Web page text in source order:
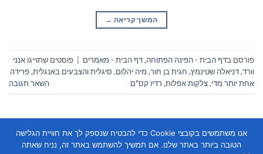
המשך קריאה →
פורסם בדף הבית - הפינה הפתוחה,דף הבית - מאמרים פוסטים שתוייגו אנני
וורד,דניאלה שטינמץ, חגית בן חור, מיה יהלום, סיגלית והצבעים באנגלית,פרידה
אחת יותר מדי,צלקות אפלות, רדיו קס"ם השאר תגובה
אנו משתמשים בקובצי Cookie כדי להבטיח שנספק לך את חוויית הגלישה
הטובה ביותר באתר שלנו. אם תמשיך להשתמש באתר זה, נניח שאתה